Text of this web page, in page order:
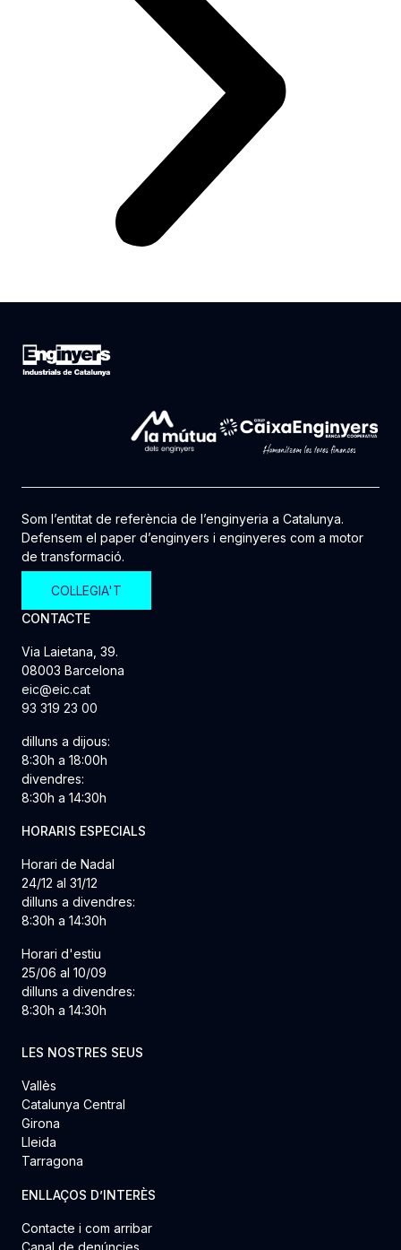
Som l’entitat de referència de l’enginyeria a Catalunya.
Defensem el paper d’enginyers i enginyeres com a motor
de transformació.
COL·LEGIA'T
CONTACTE
Via Laietana, 39.
08003 Barcelona
eic@eic.cat
93 319 23 00
dilluns a dijous:
8:30h a 18:00h
divendres:
8:30h a 14:30h
HORARIS ESPECIALS
Horari de Nadal
24/12 al 31/12
dilluns a divendres:
8:30h a 14:30h
Horari d'estiu
25/06 al 10/09
dilluns a divendres:
8:30h a 14:30h
LES NOSTRES SEUS
Vallès
Catalunya Central
Girona
Lleida
Tarragona
ENLLAÇOS D’INTERÈS
Contacte i com arribar
Canal de denúncies